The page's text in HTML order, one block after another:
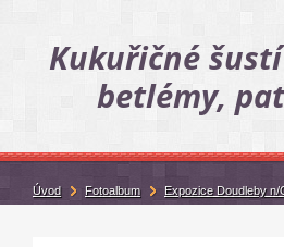
Kukuřičné
betlémy,
Úvod Fotoalbum Expozice Doudleby n/